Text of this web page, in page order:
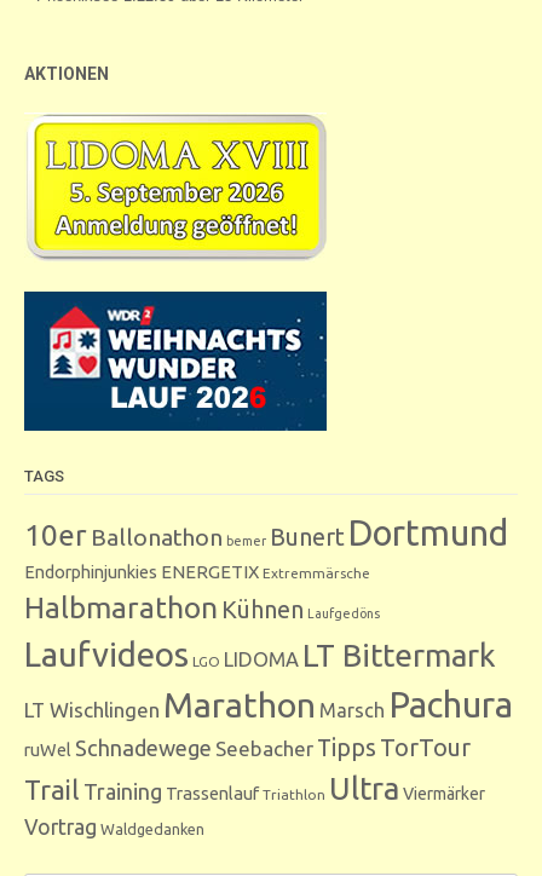
AKTIONEN
TAGS
10er Ballonathon bemer Bunert Dortmund
Endorphinjunkies ENERGETIX Extremmärsche
Halbmarathon Kühnen Laufgedöns
Laufvideos LGO LIDOMA LT Bittermark
LT Wischlingen Marathon Marsch Pachura
ruWel Schnadewege Seebacher Tipps TorTour
Trail Training Trassenlauf Triathlon Ultra Viermärker
Vortrag Waldgedanken